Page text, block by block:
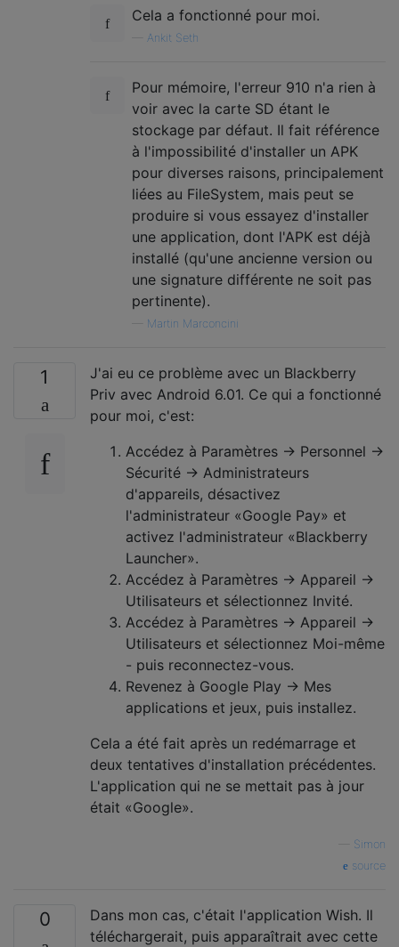
Cela a fonctionné pour moi.
Ankit Seth
Pour mémoire, l'erreur 910 n'a rien à
voir avec la carte SD étant le
stockage par défaut. Il fait référence
à l'impossibilité d'installer un APK
pour diverses raisons, principalement
liées au FileSystem, mais peut se
produire si vous essayez d'installer
une application, dont l'APK est déjà
installé (qu'une ancienne version ou
une signature différente ne soit pas
pertinente).
Martin Marconcini
1
J'ai eu ce problème avec un Blackberry
Priv avec Android 6.01. Ce qui a fonctionné
pour moi, c'est:
Accédez à Paramètres → Personnel →
Sécurité → Administrateurs
d'appareils, désactivez
l'administrateur «Google Pay» et
activez l'administrateur «Blackberry
Launcher».
Accédez à Paramètres → Appareil →
Utilisateurs et sélectionnez Invité.
Accédez à Paramètres → Appareil →
Utilisateurs et sélectionnez Moi-même
- puis reconnectez-vous.
Revenez à Google Play → Mes
applications et jeux, puis installez.
Cela a été fait après un redémarrage et
deux tentatives d'installation précédentes.
L'application qui ne se mettait pas à jour
était «Google».
Simon
source
0
Dans mon cas, c'était l'application Wish. Il
téléchargerait, puis apparaîtrait avec cette